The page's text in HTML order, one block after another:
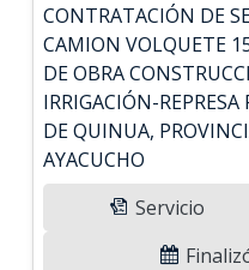
CONTRATACIÓN DE
CAMION VOLQUETE
DE OBRA
IRRIGACIÓN-
DE QUINUA,
AYACUCHO
Servicio